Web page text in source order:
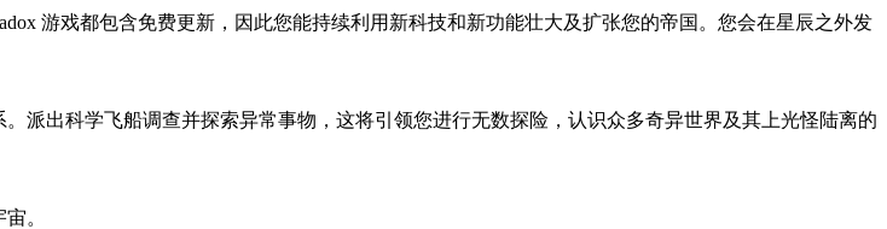
游戏都包含免费更新，因此您能持续利用新科技和新功能壮大及扩张您的帝国。您会在星辰之外发
派出科学飞船调查并探索异常事物，这将引领您进行无数探险，认识众多奇异世界及其上光怪陆离的
。